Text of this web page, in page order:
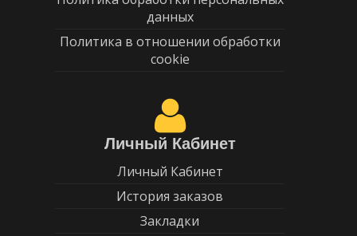
данных
Политика в отношении обработки
cookie
Личный Кабинет
Личный Кабинет
История заказов
Закладки